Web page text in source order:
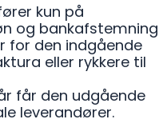
kun på
og bankafstemning
for den indgående
eller rykkere til
får den udgående
leverandører.